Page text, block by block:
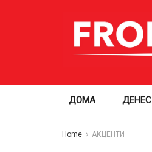
ДОМА ДЕНЕС
Home АКЦЕНТИ